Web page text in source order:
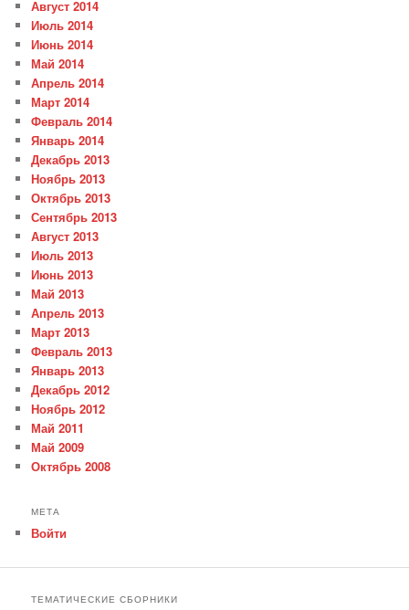
Август 2014
Июль 2014
Июнь 2014
Май 2014
Апрель 2014
Март 2014
Февраль 2014
Январь 2014
Декабрь 2013
Ноябрь 2013
Октябрь 2013
Сентябрь 2013
Август 2013
Июль 2013
Июнь 2013
Май 2013
Апрель 2013
Март 2013
Февраль 2013
Январь 2013
Декабрь 2012
Ноябрь 2012
Май 2011
Май 2009
Октябрь 2008
МЕТА
Войти
ТЕМАТИЧЕСКИЕ СБОРНИКИ